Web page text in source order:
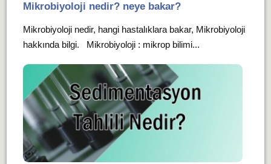
Mikrobiyoloji nedir? neye bakar?
Mikrobiyoloji nedir, hangi hastalıklara bakar, Mikrobiyoloji
hakkında bilgi. Mikrobiyoloji : mikrop bilimi...